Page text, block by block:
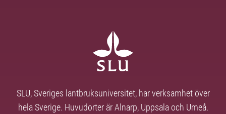
SLU, Sveriges lantbruksuniversitet, har verksamhet över
hela Sverige. Huvudorter är Alnarp, Uppsala och Umeå.